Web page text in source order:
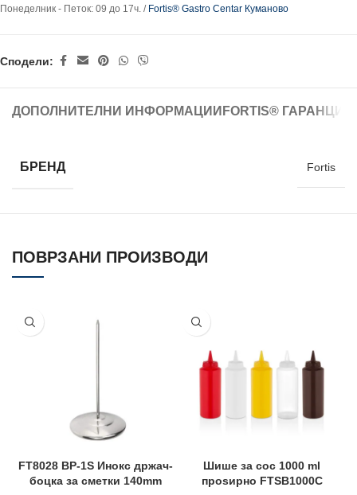
Понеделник - Петок: 09 до 17ч. / Fortis® Gastro Centar Куманово
Сподели:
ДОПОЛНИТЕЛНИ ИНФОРМАЦИИ FORTIS®
БРЕНД Fortis
ПОВРЗАНИ ПРОИЗВОДИ
FT8028 BP-1S Инокс држач-
боцка за сметки 140mm
Шише за сос 1000 ml
проѕирно FTSB1000C